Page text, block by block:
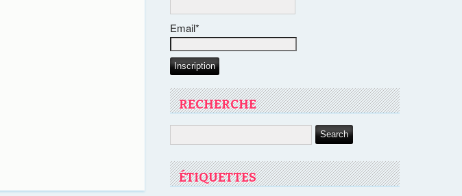
Email*
RECHERCHE
ÉTIQUETTES